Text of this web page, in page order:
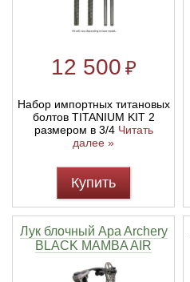
12 500 ₽
Набор импортных титановых
болтов TITANIUM KIT 2
размером в 3/4 Читать
далее »
Купить
Лук блочный Apa Archery
BLACK MAMBA AIR